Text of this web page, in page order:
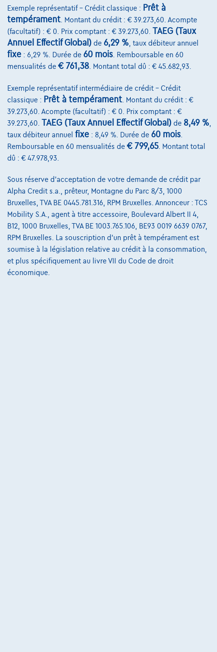
Toyota Proace
3-ZITPLAATSEN*GEHEEL-DIGITAAL-DASHBOARD*APPLE-
09/2024
26.477 km Diesel Manuelle 88 kW ( 120 CV )
€24.950 1 ✓TVA déductible
€376,73/mois
€7.861,73
Découvrez l’exemple chiffré complet
9340 Wanzele, Garage Thomas Uyttendaele
Comparer
Voir le véhicule
Exemple représentatif – Crédit classique : Prêt à
tempérament . Montant du crédit : € 39.273,60. Acompte
(facultatif) : € 0. Prix comptant : € 39.273,60. TAEG (Taux
Annuel Effectif Global) de 6,29 % , taux débiteur annuel
fixe : 6,29 %. Durée de 60 mois . Remboursable en 60
mensualités de € 761,38 . Montant total dû : € 45.682,93.
Exemple représentatif intermédiaire de crédit – Crédit
classique : Prêt à tempérament . Montant du crédit : €
39.273,60. Acompte (facultatif) : € 0. Prix comptant : €
39.273,60. TAEG (Taux Annuel Effectif Global) de 8,49 %
taux débiteur annuel fixe : 8,49 %. Durée de 60 mois
Remboursable en 60 mensualités de € 799,65. Montant total
dû : € 47.978,93.
Sous réserve d'acceptation de votre demande de crédit par
Alpha Credit s.a., prêteur, Montagne du Parc 8/3, 1000
Bruxelles, TVA BE 0445.781.316, RPM Bruxelles. Annonceur : TCS
Mobility S.A., agent à titre accessoire, Boulevard Albert II 4,
B12, 1000 Bruxelles, TVA BE 1003.765.106, BE93 0019 6639 0767,
RPM Bruxelles. La souscription d'un prêt à tempérament est
soumise à la législation relative au crédit à la consommation,
et plus spécifiquement au livre VII du Code de droit
économique.